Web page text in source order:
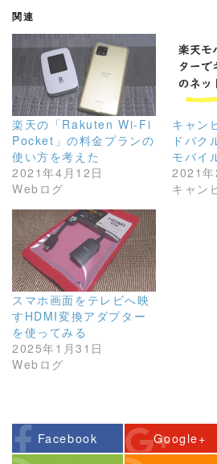
関連
楽天の「Rakuten Wi-Fi
Pocket」の料金プランの
使い方を考えた
2021年4月12日
Webログ
キャン
ドバク
モバイ
2021年
キャン
スマホ画面をテレビへ映
すHDMI変換アダプター
を使ってみる
2025年1月31日
Webログ
Facebook Google+